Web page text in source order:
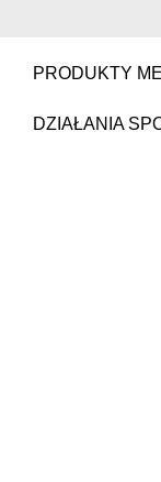
PRODUKTY
DZIAŁANIA